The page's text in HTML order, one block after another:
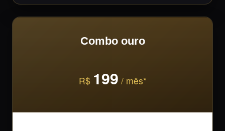
Combo ouro
R$ 199 / mês*